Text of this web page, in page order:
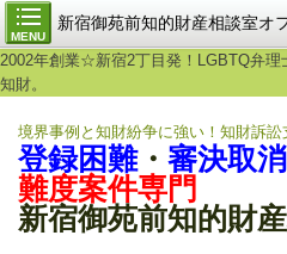
MENU
新宿御苑前知的財産相談室オ
2002年創業☆新宿2丁目発！LGBTQ弁理
知財。
境界事例と知財紛争に強い！知財訴訟
登録困難・ 審決取消
難度案件専門
新宿御苑前知的財